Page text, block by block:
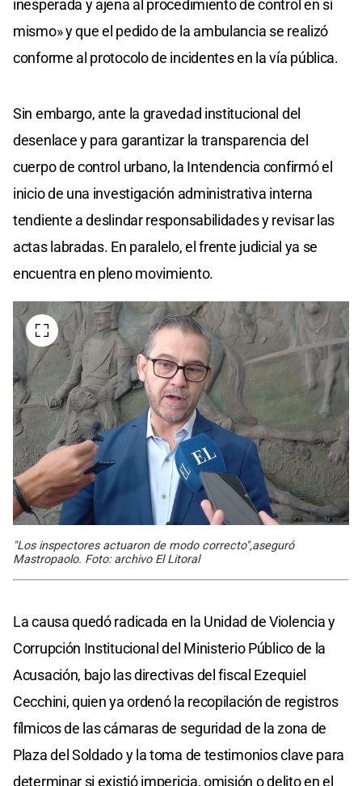
inesperada y ajena al procedimiento de control en sí
mismo» y que el pedido de la ambulancia se realizó
conforme al protocolo de incidentes en la vía pública.
Sin embargo, ante la gravedad institucional del
desenlace y para garantizar la transparencia del
cuerpo de control urbano, la Intendencia confirmó el
inicio de una investigación administrativa interna
tendiente a deslindar responsabilidades y revisar las
actas labradas. En paralelo, el frente judicial ya se
encuentra en pleno movimiento.
"Los inspectores actuaron de modo correcto",aseguró
Mastropaolo. Foto: archivo El Litoral
La causa quedó radicada en la Unidad de Violencia y
Corrupción Institucional del Ministerio Público de la
Acusación, bajo las directivas del fiscal Ezequiel
Cecchini, quien ya ordenó la recopilación de registros
fílmicos de las cámaras de seguridad de la zona de
Plaza del Soldado y la toma de testimonios clave para
determinar si existió impericia, omisión o delito en el